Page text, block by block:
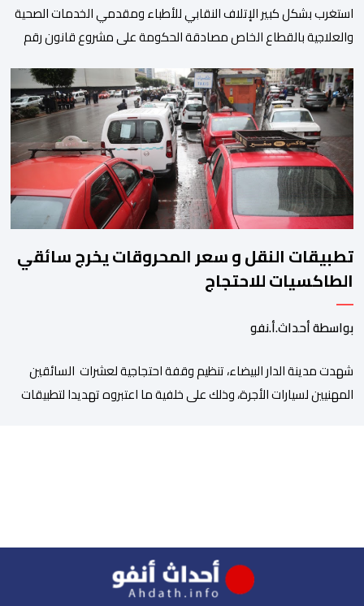
استغرب بشكل كبير الإتلاف النقابي للأطباء ومقدمي الخدمات الصحية
والعلاجية بالقطاع الخاص مصادقة الحكومة على مشروع قانون رقم
والذي اعتبره الائتلاف جاء في غياب تام للمقاربة التشاركية وعدم أخذ
رأي وملاحظات التمثيليات المهنية للأطباء ومقدمي الخدمات العلاجية
رغم ما تسنه مقتضيات مشروع القانون من عقوبات مالية ضدهم
وتهدد […]
تطبيقات النقل و سعر المحروقات يخرج سائقي
الطاكسيات للاحتجاج
بواسطة أحداث.أ.نفو
شهدت مدينة الدار البيضاء، تنظيم وقفة احتجاجية لعشرات السائقين
المهنيين لسيارات الأجرة، وذلك على خلفية ما اعتبروه تهديدا لتطبيقات